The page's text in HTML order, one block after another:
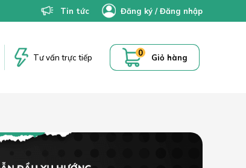
Tin tức Đăng ký /Đăng nhập
Tư vấn trực tiếp 0 Giỏ hàng